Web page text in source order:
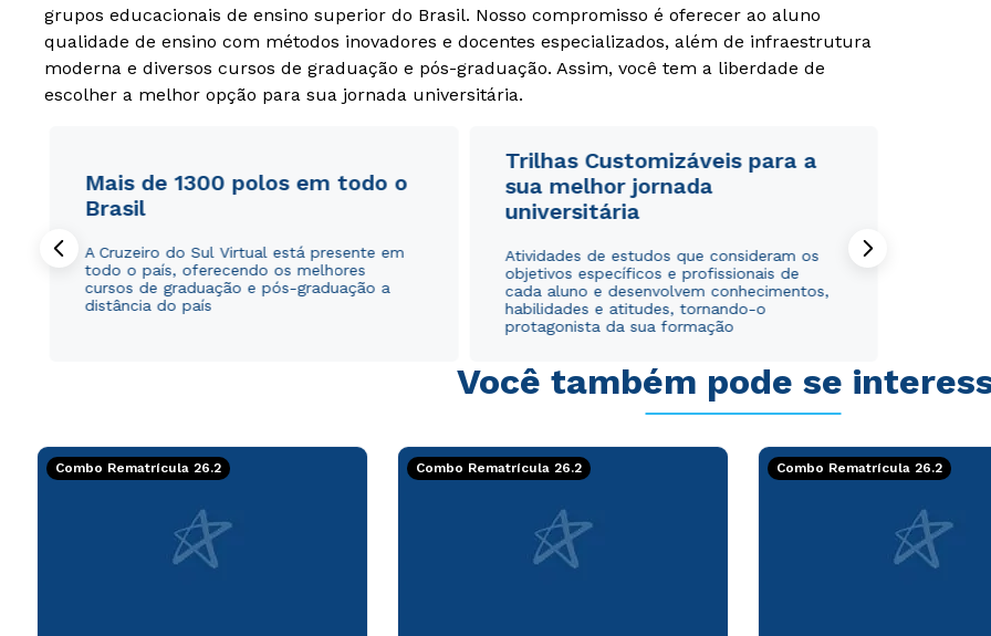
grupos educacionais de ensino superior do Brasil. Nosso compromisso é oferecer ao aluno
qualidade de ensino com métodos inovadores e docentes especializados, além de infraestrutura
moderna e diversos cursos de graduação e pós-graduação. Assim, você tem a liberdade de
escolher a melhor opção para sua jornada universitária.
Mais de 1300 polos em todo o
Brasil
A Cruzeiro do Sul Virtual está presente em
todo o país, oferecendo os melhores
cursos de graduação e pós-graduação a
distância do país
Trilhas Customizáveis para a
sua melhor jornada
universitária
Atividades de estudos que consideram os
objetivos específicos e profissionais de
cada aluno e desenvolvem conhecimentos,
habilidades e atitudes, tornando-o
protagonista da sua formação
Você também pode se
Combo Rematrícula 26.2 Combo Rematrícula 26.2 Combo Rematrícula 26.2
WhatsApp
ou
Estou de acordo com a Política de Privacidade.e
autorizo que meus dados sejam utilizados para o
WhatsApp
ou
Estou de acordo com a Política de Privacidade.e
autorizo que meus dados sejam utilizados para o